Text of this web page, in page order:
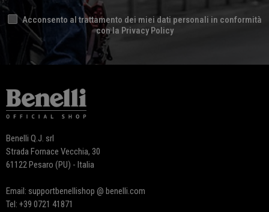
Acconsento al trattamento dei miei dati personali in conformità
con la Privacy Policy
Benelli Q.J. srl
Strada Fornace Vecchia, 30
61122 Pesaro (PU) - Italia
Email: supportbenellishop @ benelli.com
Tel: +39 0721 41871